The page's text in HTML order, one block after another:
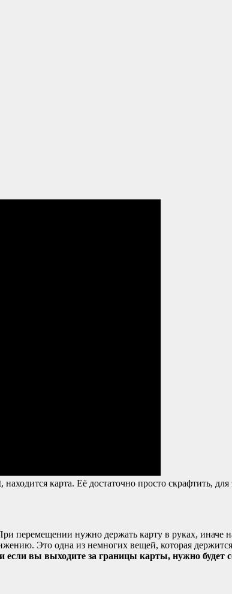
карта. Её достаточно просто скрафтить,
перемещении нужно держать карту в руках, иначе
Это одна из немногих вещей, которая
вы выходите за границы карты, нужно будет